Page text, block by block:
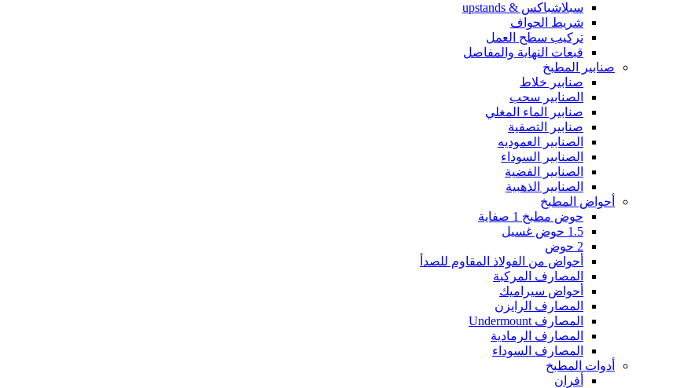
سبلاشباكس & upstands
شريط الحواف
تركيب سطح العمل
قبعات النهاية والمفاصل
صنابير المطبخ
صنابير خلاط
الصنابير سحب
صنابير الماء المغلي
صنابير التصفية
الصنابير العموديه
الصنابير السوداء
الصنابير الفضية
الصنابير الذهبية
أحواض المطبخ
حوض مطبخ 1 صفاية
1.5 حوض غسيل
2 حوض
أحواض من الفولاذ المقاوم للصدأ
المصارف المركبة
أحواض سيراميك
المصارف الرايزن
المصارف Undermount
المصارف الرمادية
المصارف السوداء
أدوات المطبخ
أفران